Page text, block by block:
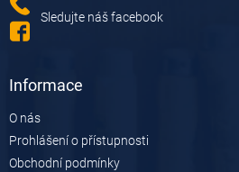
Sledujte náš facebook
Informace
O nás
Prohlášení o přístupnosti
Obchodní podmínky